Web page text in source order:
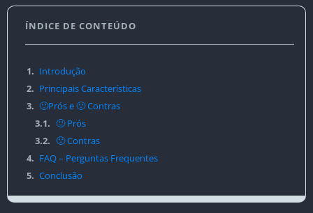
ÍNDICE DE CONTEÚDO
1. Introdução
2. Principais Características
3. 🙂Prós e 🙁 Contras
3.1. 🙂 Prós
3.2. 🙁 Contras
4. FAQ – Perguntas Frequentes
5. Conclusão